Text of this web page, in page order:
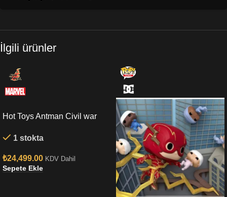
İlgili ürünler
Hot Toys Antman Civil war
1 stokta
₺24,499.00 KDV Dahil
Sepete Ekle